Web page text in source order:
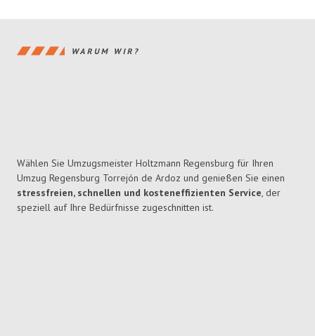
WARUM WIR?
Wählen Sie Umzugsmeister Holtzmann Regensburg für Ihren
Umzug Regensburg Torrejón de Ardoz und genießen Sie einen
stressfreien, schnellen und kosteneffizienten Service, der
speziell auf Ihre Bedürfnisse zugeschnitten ist.